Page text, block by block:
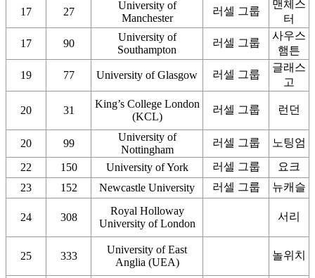
17 27
University of
Manchester
러셀 그룹
맨체스
터
17 90
University of
Southampton
러셀 그룹
사우스
햄튼
19 77 University of Glasgow 러셀 그룹
글래스
고
20 31
King’s College London
(KCL)
러셀 그룹 런던
20 99
University of
Nottingham
러셀 그룹 노팅엄
22 150 University of York 러셀 그룹
요크
23
152 Newcastle University 러셀 그룹 뉴캐슬
24 308
Royal Holloway
University of London
서리
25 333
University of East
Anglia (UEA)
놀위치